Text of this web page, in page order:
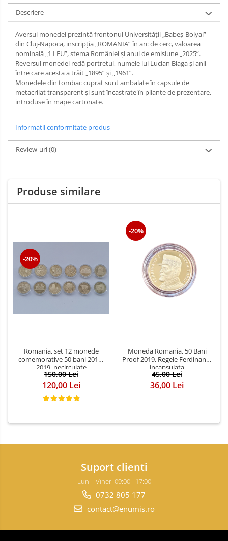
Descriere
Aversul monedei prezintă frontonul Universității „Babeș-Bolyai”
din Cluj-Napoca, inscripția „ROMANIA” în arc de cerc, valoarea
nominală „1 LEU”, stema României și anul de emisiune „2025”.
Reversul monedei redă portretul, numele lui Lucian Blaga și anii
între care acesta a trăit „1895” și „1961”.
Monedele din tombac cuprat sunt ambalate în capsule de
metacrilat transparent și sunt încastrate în pliante de prezentare,
introduse în mape cartonate.
Informatii conformitate produs
Review-uri(0)
Produse similare
-20%
Romania, set 12 monede
comemorative 50 bani 2010-
2019, necirculate
150,00 Lei
120,00 Lei
-20%
Moneda Romania, 50 Bani
Proof 2019, Regele Ferdinand,
incapsulata
45,00 Lei
36,00 Lei
Suport clienti
Luni - Vineri 09:00 - 17:00
0732 805 177
contact@enumis.ro